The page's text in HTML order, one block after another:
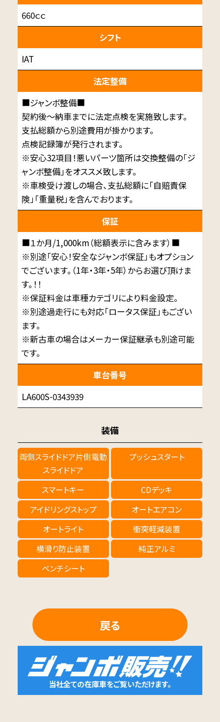
660ｃｃ
シフト
IAT
法定整備
■ジャンボ整備■
契約後～納車までに法定点検を実施致します。
支払総額から別途費用が掛かります。
点検記録簿が発行されます。
※安心32項目！悪いパーツ箇所は交換整備の「ジ
ャンボ整備」をオススメ致します。
※車検受け渡しの場合、支払総額に「自賠責保
険」「重量税」を含んでおります。
保証
■１か月/1,000km（総額表示に含みます）■
※別途「安心！安全なジャンボ保証」もオプション
でございます。（1年・3年・5年）からお選び頂けま
す。！！
※保証料金は車種カテゴリにより料金設定。
※別途過走行にも対応「ロータス保証」もござい
ます。
※新古車の場合はメーカー保証継承も別途可能
です。
車台番号
LA600S-0343939
装備
両側スライドドア片側電動
スライドドア
プッシュスタート
スマートキー
CDデッキ
アイドリングストップ
オートエアコン
オートライト
衝突軽減装置
横滑り防止装置
純正アルミ
ベンチシート
戻る
当社全ての在庫車をご覧いただけます。